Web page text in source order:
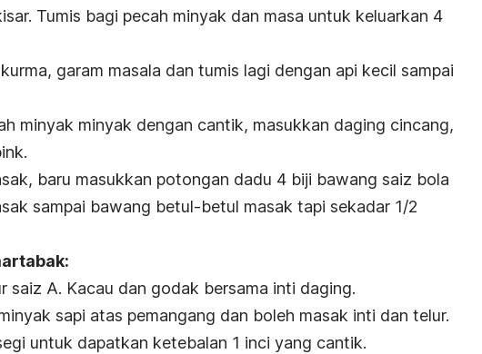
Tumis bagi pecah minyak dan masa untuk keluarkan 4
garam masala dan tumis lagi dengan api kecil sampai
minyak minyak dengan cantik, masukkan daging cincang,
baru masukkan potongan dadu 4 biji bawang saiz bola
sampai bawang betul-betul masak tapi sekadar 1/2
saiz A. Kacau dan godak bersama inti daging.
sapi atas pemangang dan boleh masak inti dan telur.
untuk dapatkan ketebalan 1 inci yang cantik.